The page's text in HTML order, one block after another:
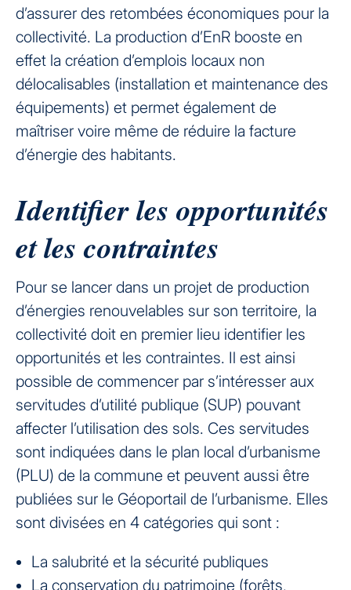
d’assurer des retombées économiques pour la
collectivité. La production d’EnR booste en
effet la création d’emplois locaux non
délocalisables (installation et maintenance des
équipements) et permet également de
maîtriser voire même de réduire la facture
d’énergie des habitants.
Identifier les opportunités
et les contraintes
Pour se lancer dans un projet de production
d’énergies renouvelables sur son territoire, la
collectivité doit en premier lieu identifier les
opportunités et les contraintes. Il est ainsi
possible de commencer par s’intéresser aux
servitudes d’utilité publique (SUP) pouvant
affecter l’utilisation des sols. Ces servitudes
sont indiquées dans le plan local d’urbanisme
(PLU) de la commune et peuvent aussi être
publiées sur le Géoportail de l’urbanisme. Elles
sont divisées en 4 catégories qui sont :
La salubrité et la sécurité publiques
La conservation du patrimoine (forêts,